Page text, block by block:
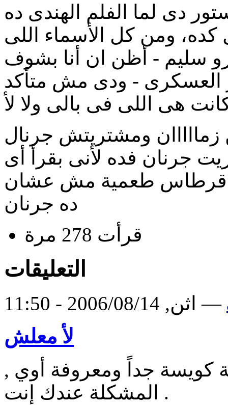
دى لما الفلم الهندى ده
كده، ومن كل اﻷسماء اللى
سليم - أظن ان أنا بشوف
العسكرى - ودى مش متأكد
زمااااان ومشتريتش جرنال
قريت جرنان فده ﻷنى بقرأ أى
قرطاس طعمية مش عشان
ده جرنان
قرأت 278 مرة
التعليقات
اثن, 2006/08/14 - 11:50 —
لأ معلش
كويسة جداً ومعروفة أوي ,
المشكلة عندك إنت .